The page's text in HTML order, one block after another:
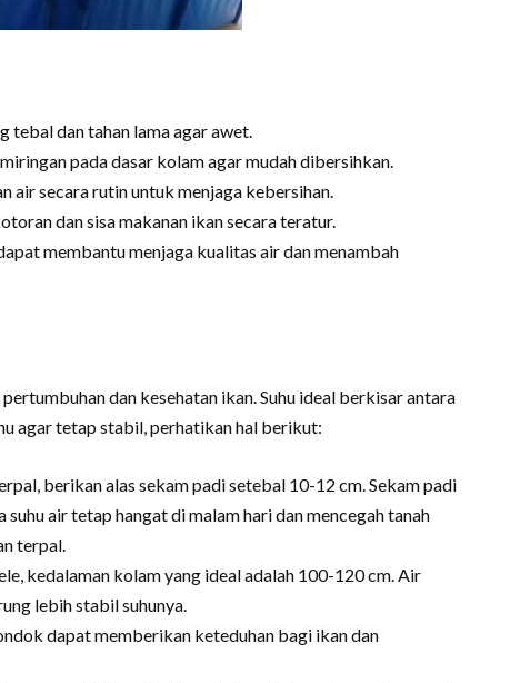
tebal dan tahan lama agar awet.
pada dasar kolam agar mudah dibersihkan.
air secara rutin untuk menjaga kebersihan.
dan sisa makanan ikan secara teratur.
membantu menjaga kualitas air dan menambah
dan kesehatan ikan. Suhu ideal berkisar antara
agar tetap stabil, perhatikan hal berikut:
berikan alas sekam padi setebal 10-12 cm. Sekam padi
air tetap hangat di malam hari dan mencegah tanah
terpal.
kedalaman kolam yang ideal adalah 100-120 cm. Air
lebih stabil suhunya.
dapat memberikan keteduhan bagi ikan dan